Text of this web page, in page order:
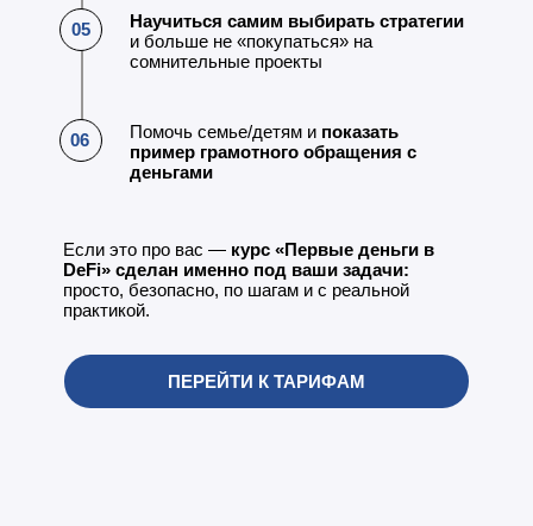
Если это про вас — курс «Первые деньги в
DeFi» сделан именно под ваши задачи:
просто, безопасно, по шагам и с реальной
практикой.
Помочь семье/детям и показать
пример грамотного обращения с
деньгами
Научиться самим выбирать стратегии
и больше не «покупаться» на
сомнительные проекты
05
ПЕРЕЙТИ К ТАРИФАМ
06